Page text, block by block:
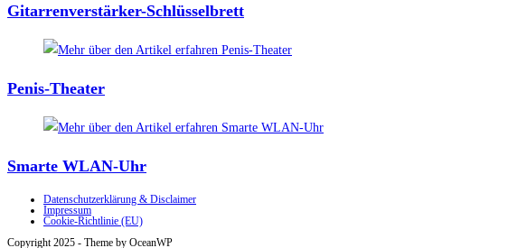
Gitarrenverstärker-Schlüsselbrett
Penis-Theater
Smarte WLAN-Uhr
Datenschutzerklärung & Disclaimer
Impressum
Cookie-Richtlinie (EU)
Copyright 2025 - Theme by OceanWP